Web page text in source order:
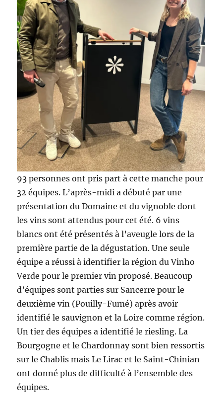
93 personnes ont pris part à cette manche pour
32 équipes. L’après-midi a débuté par une
présentation du Domaine et du vignoble dont
les vins sont attendus pour cet été. 6 vins
blancs ont été présentés à l’aveugle lors de la
première partie de la dégustation. Une seule
équipe a réussi à identifier la région du Vinho
Verde pour le premier vin proposé. Beaucoup
d’équipes sont parties sur Sancerre pour le
deuxième vin (Pouilly-Fumé) après avoir
identifié le sauvignon et la Loire comme région.
Un tier des équipes a identifié le riesling. La
Bourgogne et le Chardonnay sont bien ressortis
sur le Chablis mais Le Lirac et le Saint-Chinian
ont donné plus de difficulté à l’ensemble des
équipes.